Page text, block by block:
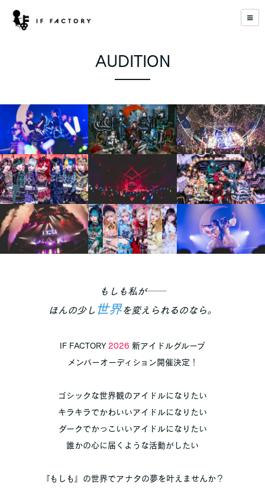
AUDITION
もしも私が──
ほんの少し 世界を変えられるのなら。
IF FACTORY 2026 新アイドルグループ
メンバーオーディション開催決定！
ゴシックな世界観のアイドルになりたい
キラキラでかわいいアイドルになりたい
ダークでかっこいいアイドルになりたい
誰かの心に届くような活動がしたい
『もしも』の世界でアナタの夢を叶えませんか？